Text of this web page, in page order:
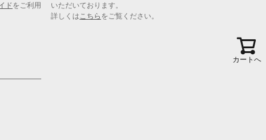
ドをご利用
いただいております。
詳しくはこちら をご覧ください。
カートへ